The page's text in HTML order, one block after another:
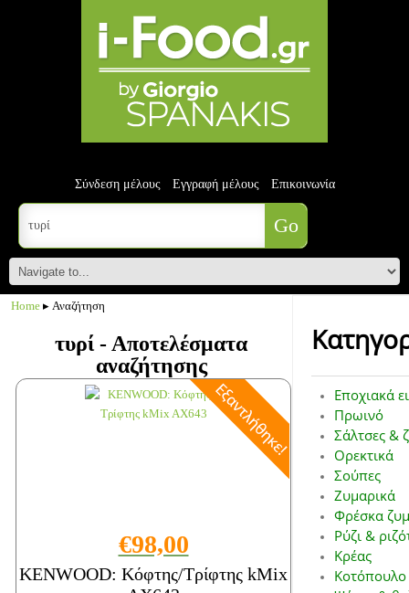
Σύνδεση μέλους Εγγραφή μέλους Επικοινωνία
Home ▸ Αναζήτηση
τυρί - Αποτελέσματα
αναζήτησης
€98,00
KENWOOD: Κόφτης/Τρίφτης kMix
Εποχιακά
Πρωινό
Σάλτσες &
Ορεκτικά
Σούπες
Ζυμαρικά
Φρέσκα
Ρύζι &
Κρέας